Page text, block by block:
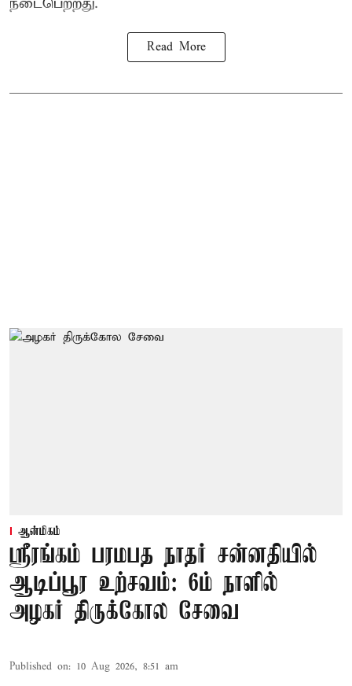
Read More
ஆன்மிகம்
ஸ்ரீரங்கம் பரமபத நாதர் சன்னதியில்
ஆடிப்பூர உற்சவம்: 6ம் நாளில்
அழகர் திருக்கோல சேவை
Published on: 10 Aug 2026, 8:51 am